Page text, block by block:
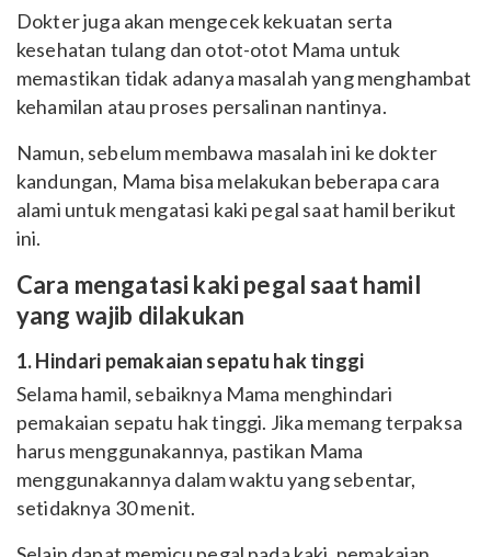
Dokter juga akan mengecek kekuatan serta
kesehatan tulang dan otot-otot Mama untuk
memastikan tidak adanya masalah yang menghambat
kehamilan atau proses persalinan nantinya.
Namun, sebelum membawa masalah ini ke dokter
kandungan, Mama bisa melakukan beberapa cara
alami untuk mengatasi kaki pegal saat hamil berikut
ini.
Cara mengatasi kaki pegal saat hamil
yang wajib dilakukan
1. Hindari pemakaian sepatu hak tinggi
Selama hamil, sebaiknya Mama menghindari
pemakaian sepatu hak tinggi. Jika memang terpaksa
harus menggunakannya, pastikan Mama
menggunakannya dalam waktu yang sebentar,
setidaknya 30 menit.